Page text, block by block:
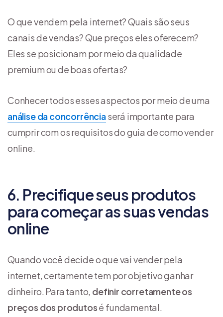
O que vendem pela internet? Quais são seus
canais de vendas? Que preços eles oferecem?
Eles se posicionam por meio da qualidade
premium ou de boas ofertas?
Conhecer todos esses aspectos por meio de uma
análise da concorrênciaserá importante para
cumprir com os requisitos do guia de como vender
online.
6. Precifique seus produtos
para começar as suas vendas
online
Quando você decide o que vai vender pela
internet, certamente tem por objetivo ganhar
dinheiro. Para tanto, definir corretamente os
preços dos produtosé fundamental.